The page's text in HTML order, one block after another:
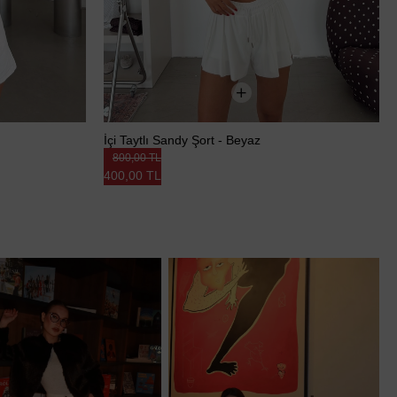
İçi Taytlı Sandy Şort - Beyaz
400,00 TL
800,00 TL